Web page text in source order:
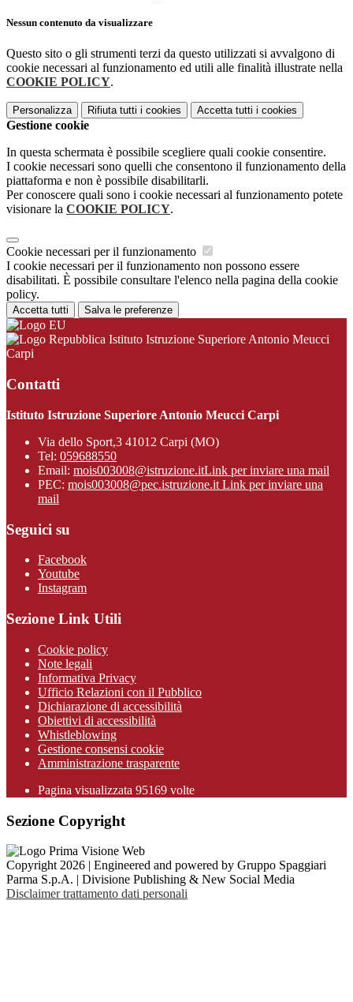
Nessun contenuto da visualizzare
Questo sito o gli strumenti terzi da questo utilizzati si avvalgono di
cookie necessari al funzionamento ed utili alle finalità illustrate nella
COOKIE POLICY.
Personalizza Rifiuta tutti i cookies Accetta tutti i cookies
Gestione cookie
In questa schermata è possibile scegliere quali cookie consentire.
I cookie necessari sono quelli che consentono il funzionamento della
piattaforma e non è possibile disabilitarli.
Per conoscere quali sono i cookie necessari al funzionamento potete
visionare la COOKIE POLICY.
Cookie necessari per il funzionamento
I cookie necessari per il funzionamento non possono essere
disabilitati. È possibile consultare l'elenco nella pagina della cookie
policy.
Accetta tutti Salva le preferenze
Istituto Istruzione Superiore Antonio Meucci
Carpi
Contatti
Istituto Istruzione Superiore Antonio Meucci Carpi
Via dello Sport,3 41012 Carpi (MO)
Tel: 059688550
Email: mois003008@istruzione.itLink per inviare una mail
PEC: mois003008@pec.istruzione.it Link per inviare una
mail
Seguici su
Facebook
Youtube
Instagram
Sezione Link Utili
Cookie policy
Note legali
Informativa Privacy
Ufficio Relazioni con il Pubblico
Dichiarazione di accessibilità
Obiettivi di accessibilità
Whistleblowing
Gestione consensi cookie
Amministrazione trasparente
Pagina visualizzata 95169 volte
Sezione Copyright
Copyright 2026 | Engineered and powered by Gruppo Spaggiari
Parma S.p.A. | Divisione Publishing & New Social Media
Disclaimer trattamento dati personali